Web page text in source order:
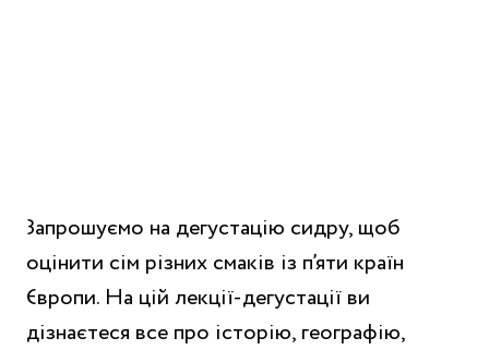
Запрошуємо на дегустацію сидру, щоб
оцінити сім різних смаків із п’яти країн
Європи. На цій лекції-дегустації ви
дізнаєтеся все про історію, географію,